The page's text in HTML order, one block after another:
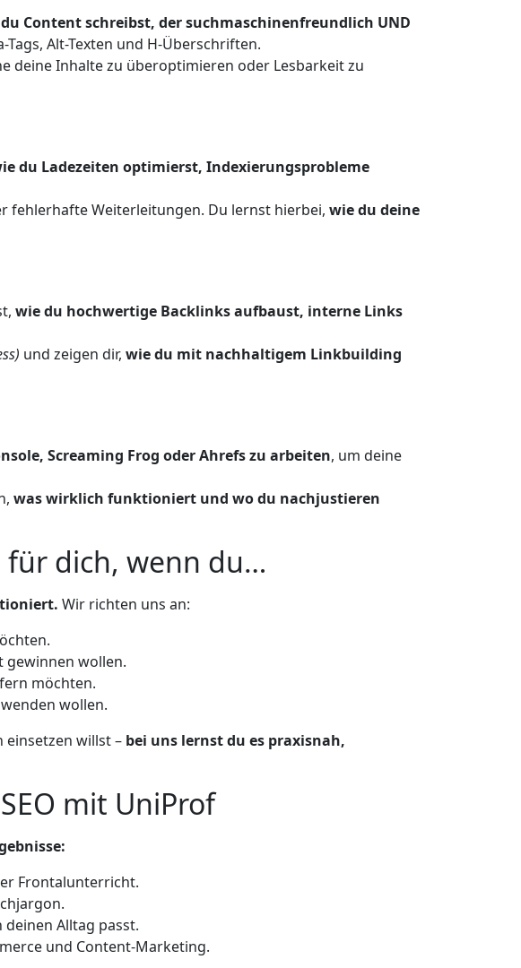
Content schreibst, der suchmaschinenfreundlich UND
Alt-Texten und H-Überschriften.
deine Inhalte zu überoptimieren oder Lesbarkeit zu
du Ladezeiten optimierst, Indexierungsprobleme
fehlerhafte Weiterleitungen. Du lernst hierbei, wie du deine
wie du hochwertige Backlinks aufbaust, interne Links
und zeigen dir, wie du mit nachhaltigem Linkbuilding
Screaming Frog oder Ahrefs zu arbeiten, um deine
was wirklich funktioniert und wo du nachjustieren
für dich, wenn du…
Wir richten uns an:
gewinnen wollen.
möchten.
wollen.
einsetzen willst – bei uns lernst du es praxisnah,
mit UniProf
Frontalunterricht.
Alltag passt.
und Content-Marketing.